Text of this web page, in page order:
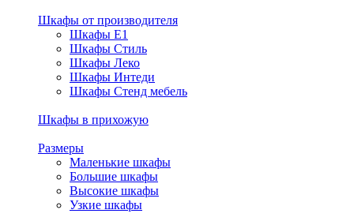
Шкафы от производителя
Шкафы E1
Шкафы Стиль
Шкафы Леко
Шкафы Интеди
Шкафы Стенд мебель
Шкафы в прихожую
Размеры
Маленькие шкафы
Большие шкафы
Высокие шкафы
Узкие шкафы